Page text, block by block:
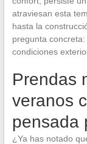
atraviesan esta
hasta la
pregunta
condiciones
Prendas
veranos
pensada
¿Ya has notado